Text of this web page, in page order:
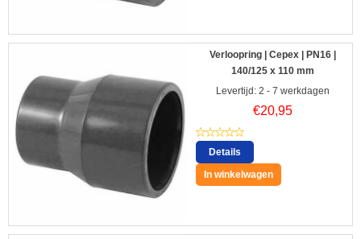
Verloopring | Cepex | PN16 |
140/125 x 110 mm
Levertijd: 2 - 7 werkdagen
€20,95
Details
In winkelwagen